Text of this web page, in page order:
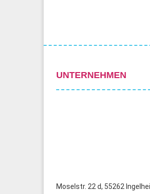
UNTERNEHMEN
Moselstr. 22 d, 55262